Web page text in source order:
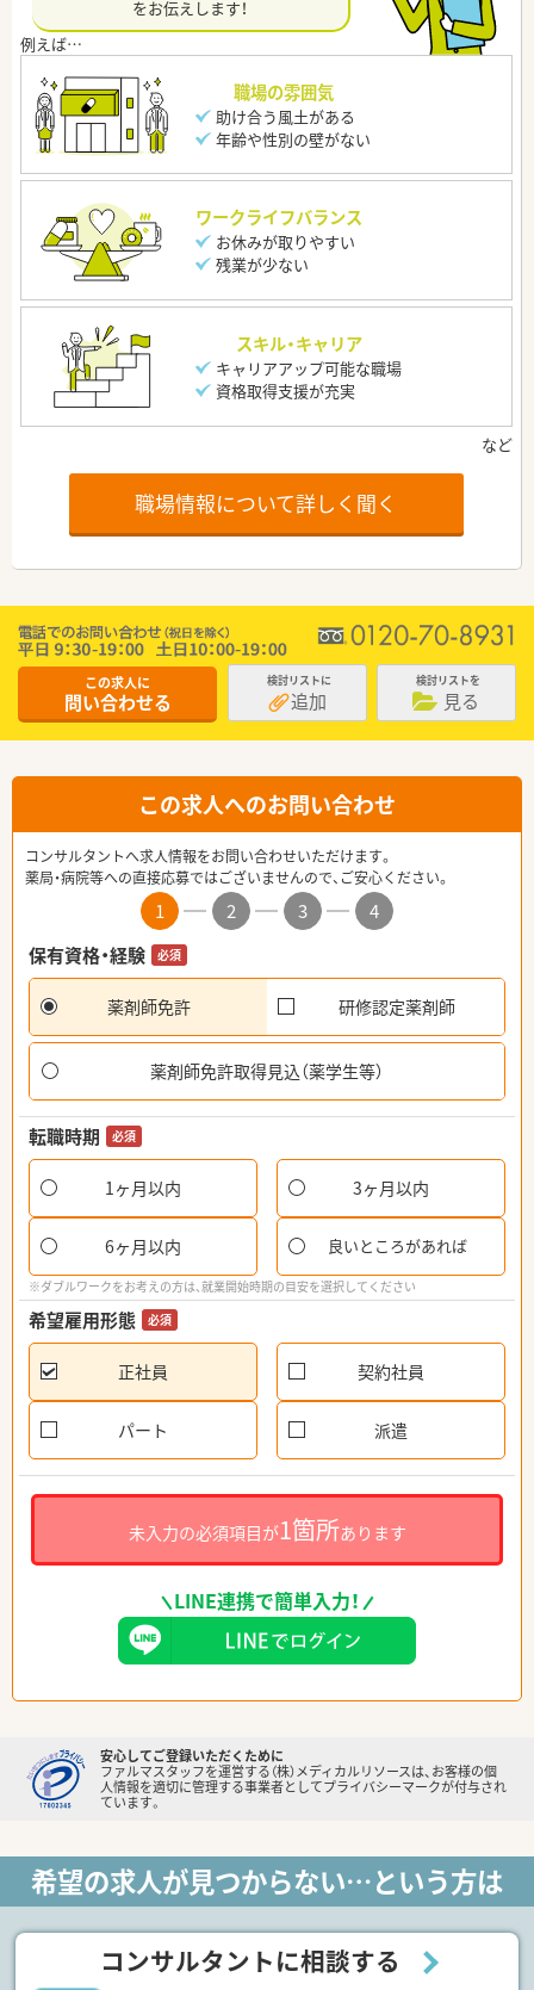
をお伝えします！
職場の雰囲気
助け合う風土がある
年齢や性別の壁がない
ワークライフバランス
お休みが取りやすい
残業が少ない
スキル・キャリア
キャリアアップ可能な職場
資格取得支援が充実
職場情報について詳しく聞く
この求人に
問い合わせる
検討リストに
追加
検討リストを
見る
この求人へのお問い合わせ
コンサルタントへ求人情報をお問い合わせいただけます。
薬局・病院等への直接応募ではございませんので、ご安心ください。
1 2 3
4
保有資格・経験
必須
薬剤師免許 研修認定薬剤師
薬剤師免許取得見込（薬学生等）
転職時期 必須
1ヶ月以内 3ヶ月以内
6ヶ月以内 良いところがあれば
※ダブルワークをお考えの方は、就業開始時期の目安を選択してください
希望雇用形態 必須
正社員 契約社員
パート 派遣
未入力の必須項目が1箇所あります
LINE連携で簡単入力！
安心してご登録いただくために
ファルマスタッフを運営する（株）メディカルリソースは、お客様の個
人情報を適切に管理する事業者としてプライバシーマークが付与され
ています。
希望の求人が見つからない…という方は
コンサルタントに相談する